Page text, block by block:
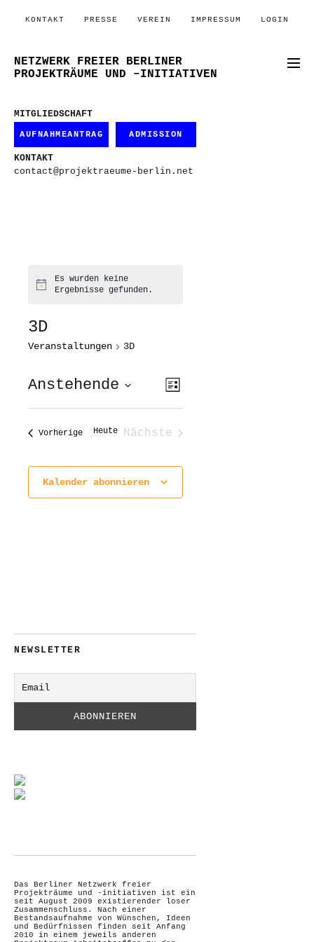
KONTAKT PRESSE VEREIN IMPRESSUM LOGIN
NETZWERK FREIER BERLINER
PROJEKTRÄUME UND –INITIATIVEN
MITGLIEDSCHAFT
AUFNAHMEANTRAG ADMISSION
KONTAKT
contact@projektraeume-berlin.net
Hinweis
Es wurden keine
Ergebnisse gefunden.
3D
Veranstaltungen 3D
ANSICHTEN-
NAVIGATION
VERANSTALTUNG
ANSICHTEN-
Liste
Anstehende
wählen.
VorherigeVeranstaltungen
Heute
Nächste
Kalender abonnieren
NEWSLETTER
Das Berliner Netzwerk freier
Projekträume und -initiativen ist ein
seit August 2009 existierender loser
Zusammenschluss. Nach einer
Bestandsaufnahme von Wünschen, Ideen
und Bedürfnissen finden seit Anfang
2010 in einem jeweils anderen